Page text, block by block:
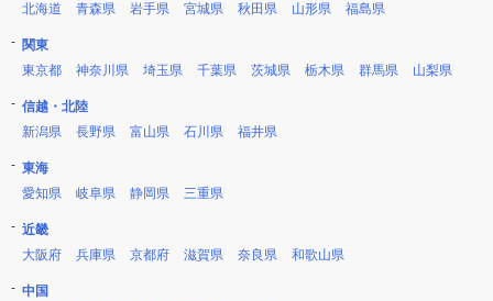
北海道
青森県 岩手県 宮城県 秋田県 山形県 福島県
関東
東京都
神奈川県 埼玉県 千葉県 茨城県 栃木県 群馬県 山梨県
信越・北陸
新潟県
長野県 富山県 石川県 福井県
東海
愛知県
岐阜県 静岡県 三重県
近畿
大阪府
兵庫県 京都府 滋賀県 奈良県 和歌山県
中国